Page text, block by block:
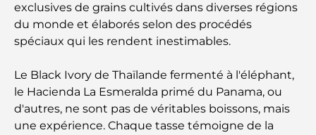
exclusives de grains cultivés dans diverses régions
du monde et élaborés selon des procédés
spéciaux qui les rendent inestimables.
Le Black Ivory de Thaïlande fermenté à l'éléphant,
le Hacienda La Esmeralda primé du Panama, ou
d'autres, ne sont pas de véritables boissons, mais
une expérience. Chaque tasse témoigne de la